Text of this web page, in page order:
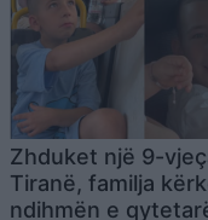
Zhduket një 9-
Tiranë, familja
ndihmën e